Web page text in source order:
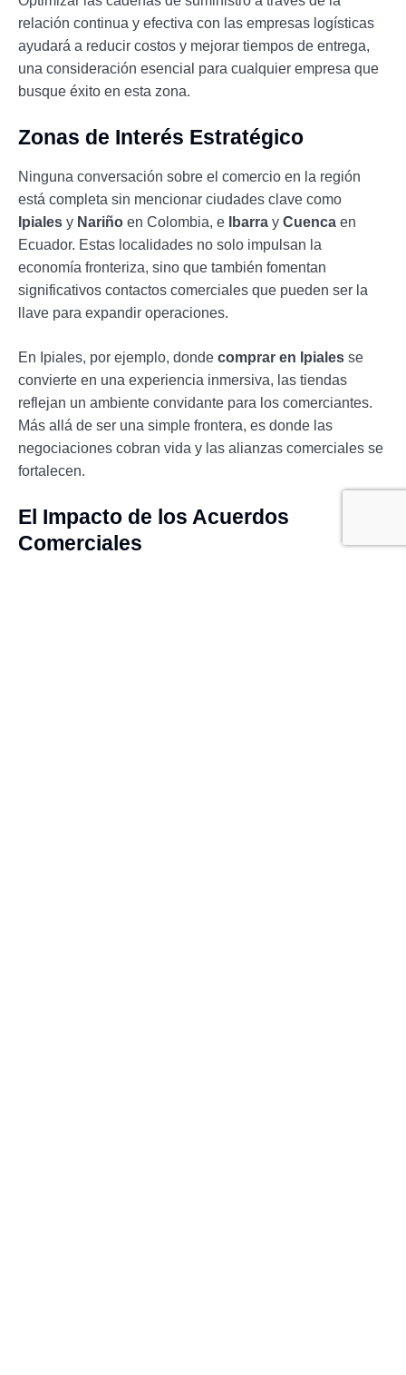
relación continua y efectiva con las empresas logísticas
ayudará a reducir costos y mejorar tiempos de entrega,
una consideración esencial para cualquier empresa que
busque éxito en esta zona.
Zonas de Interés Estratégico
Ninguna conversación sobre el comercio en la región
está completa sin mencionar ciudades clave como
Ipiales y Nariño en Colombia, e Ibarra y Cuenca en
Ecuador. Estas localidades no solo impulsan la
economía fronteriza, sino que también fomentan
significativos contactos comerciales que pueden ser la
llave para expandir operaciones.
En Ipiales, por ejemplo, donde comprar en Ipiales se
convierte en una experiencia inmersiva, las tiendas
reflejan un ambiente convidante para los comerciantes.
Más allá de ser una simple frontera, es donde las
negociaciones cobran vida y las alianzas comerciales se
fortalecen.
El Impacto de los Acuerdos
Comerciales